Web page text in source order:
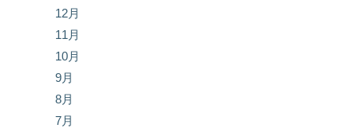
12月
11月
10月
9月
8月
7月